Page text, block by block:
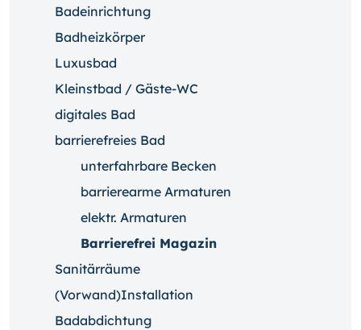
Badeinrichtung
Badheizkörper
Luxusbad
Kleinstbad / Gäste-WC
digitales Bad
barrierefreies Bad
unterfahrbare Becken
barrierearme Armaturen
elektr. Armaturen
Barrierefrei Magazin
Sanitärräume
(Vorwand)Installation
Badabdichtung